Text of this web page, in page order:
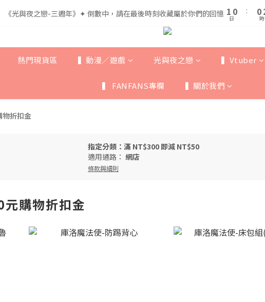
《光與夜之戀-三週年》✦ 倒數中，請在最後時刻收藏屬於你們的回憶 1
0
0
日
:
0
1
時
《光與夜之戀-三週年》✦ 倒數中，請在最後時刻收藏屬於你們的回憶 1
0
0
日
:
0
1
時
《光與夜之戀-三週年》✦ 倒數中，請在最後時刻收藏屬於你們的回憶
6
5
1
5
4
0
:
5
4
0
6
2
熱門現貨區 ▍動漫／遊戲 光與夜之戀 ▍Vtuber
▍ FANFANS專欄 ▍關於我們
物折扣金
指定分類：滿 NT$300 即減 NT$50
適用通路： 網店
條款與細則
購物折扣金